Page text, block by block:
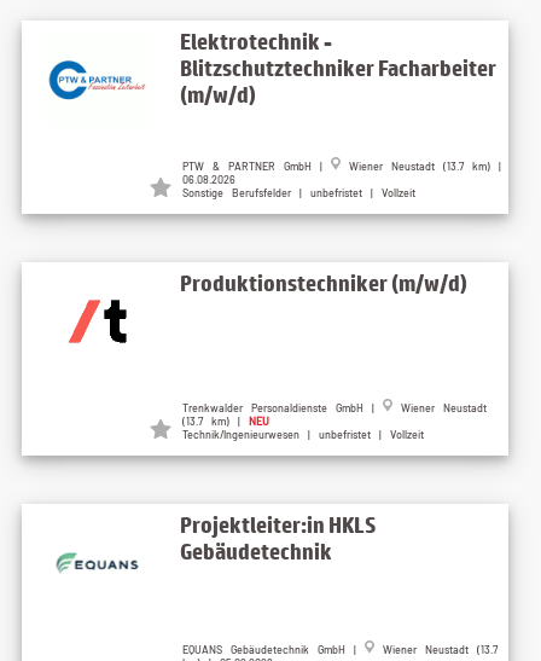
Elektrotechnik -
Blitzschutztechniker Facharbeiter
(m/w/d)
PTW & PARTNER GmbH |
Wiener Neustadt (13.7 km) |
06.08.2026
Sonstige Berufsfelder | unbefristet | Vollzeit
Produktionstechniker (m/w/d)
Trenkwalder Personaldienste GmbH |
Wiener Neustadt
(13.7 km) | NEU
Technik/Ingenieurwesen | unbefristet | Vollzeit
Projektleiter:in HKLS
Gebäudetechnik
EQUANS Gebäudetechnik GmbH |
Wiener Neustadt (13.7